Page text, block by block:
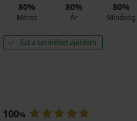
80%
Méret
80%
Ár
80%
Minőség
Ezt a terméket ajánlom
100%